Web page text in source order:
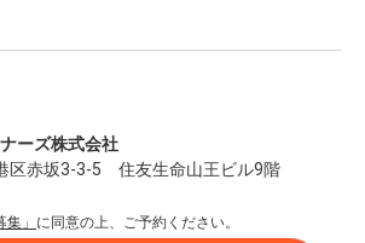
ーズ株式会社
区赤坂3-3-5 住友生命山王ビル9階
集」 に同意の上、ご予約ください。